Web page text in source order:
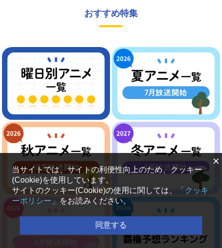
おすすめ特集
×
当サイトでは、サイトの利便性向上のため、クッキー
(Cookie)を使用しています。
サイトのクッキー(Cookie)の使用に関しては、
「クッキ
ーポリシー」
をお読みください。
同意する